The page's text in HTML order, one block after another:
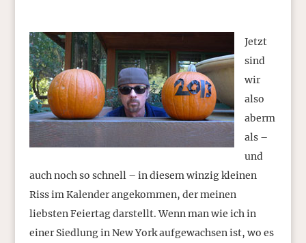
Jetzt
sind
wir
also
aberm
als –
und
auch noch so schnell – in diesem winzig kleinen
Riss im Kalender angekommen, der meinen
liebsten Feiertag darstellt. Wenn man wie ich in
einer Siedlung in New York aufgewachsen ist, wo es